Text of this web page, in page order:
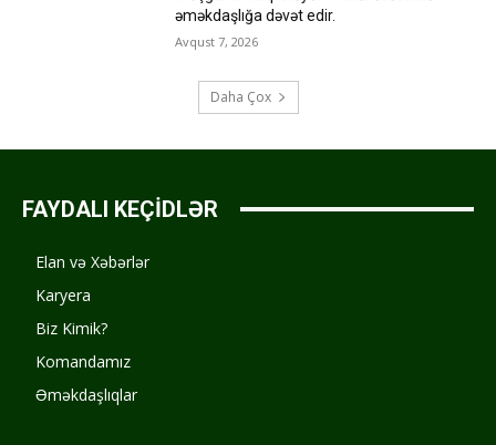
əməkdaşlığa dəvət edir.
Avqust 7, 2026
Daha Çox
FAYDALI KEÇİDLƏR
Elan və Xəbərlər
Karyera
Biz Kimik?
Komandamız
Əməkdaşlıqlar